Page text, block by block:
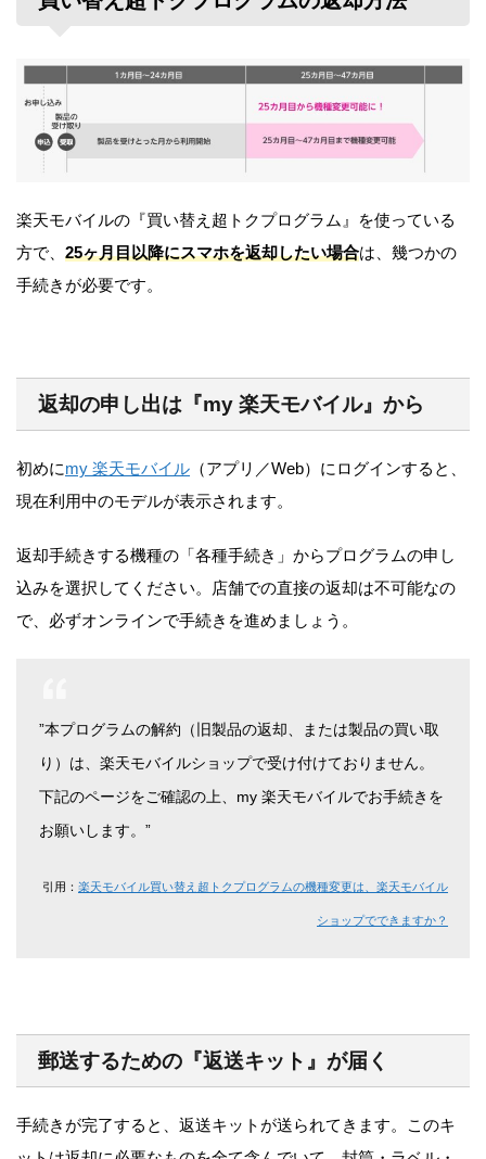
楽天モバイルの『買い替え超トクプログラム』を使っている
方で、 25ヶ月目以降にスマホを返却したい場合は、幾つかの
手続きが必要です。
返却の申し出は『my 楽天モバイル』から
初めにmy 楽天モバイル （アプリ／Web）にログインすると、
現在利用中のモデルが表示されます。
返却手続きする機種の「各種手続き」からプログラムの申し
込みを選択してください。
店舗での直接の返却は不可能なの
で、必ずオンラインで手続きを進めましょう。
”本プログラムの解約（旧製品の返却、または製品の買い取
り）は、楽天モバイルショップで受け付けておりません。
下記のページをご確認の上、my 楽天モバイルでお手続きを
お願いします。”
引用： 楽天モバイル買い替え超トクプログラムの機種変更は、楽天モバイル
ショップでできますか？
郵送するための『返送キット』が届く
手続きが完了すると、返送キットが送られてきます。このキ